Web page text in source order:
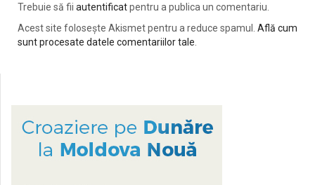
Trebuie să fii autentificatpentru a publica un comentariu.
Acest site folosește Akismet pentru a reduce spamul. Află cum
sunt procesate datele comentariilor tale